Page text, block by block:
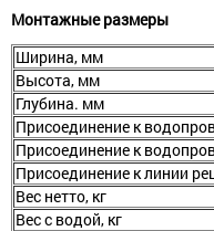
Монтажные размеры
Ширина, мм
Высота, мм
Глубина. мм
Присоединение к
Присоединение к
Присоединение к линии
Вес нетто, кг
Вес с водой, кг